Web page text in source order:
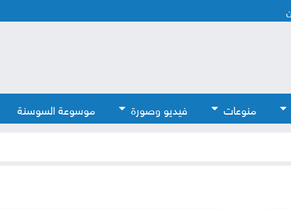
منوعات فيديو وصورة موسوعة السوسنة